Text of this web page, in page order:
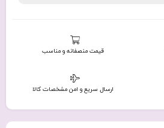
قیمت منصفانه و مناسب
ارسال سریع و امن مشخصات کالا